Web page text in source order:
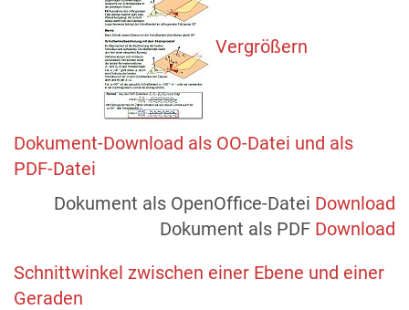
Vergrößern
Dokument-Download als OO-Datei und als
PDF-Datei
Dokument als OpenOffice-Datei Download
Dokument als PDF Download
Schnittwinkel zwischen einer Ebene und einer
Geraden